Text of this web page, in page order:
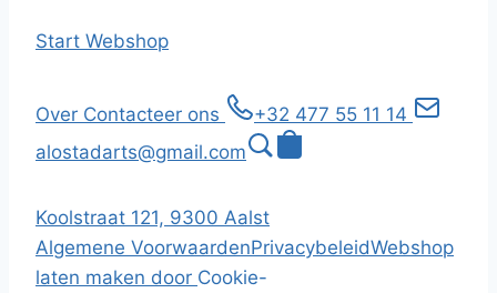
Start Webshop
Over Contacteer ons
+32 477 55 11 14
alostadarts@gmail.com
Koolstraat 121, 9300 Aalst
Algemene VoorwaardenPrivacybeleidWebshop
laten maken door Cookie-